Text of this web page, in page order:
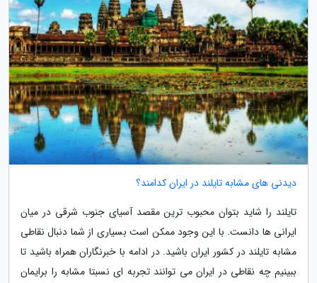
دیدنی های مشابه تایلند در ایران کدامند؟
تایلند را شاید بتوان محبوب ترین مقصد آسیای جنوب شرقی در میان
ایرانی ها دانست. با این وجود ممکن است بسیاری از شما دنبال نقاطی
مشابه تایلند در کشور ایران باشید. در ادامه با خبرنگاران همراه باشید تا
ببینیم چه نقاطی در ایران می توانند تجربه ای نسبتا مشابه را برایمان